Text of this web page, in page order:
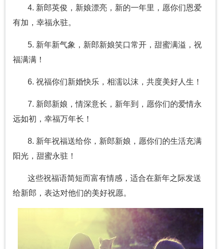
4. 新郎英俊，新娘漂亮，新的一年里，愿你们恩爱
有加，幸福永驻。
5. 新年新气象，新郎新娘笑口常开，甜蜜满溢，祝
福满满！
6. 祝福你们新婚快乐，相濡以沫，共度美好人生！
7. 新郎新娘，情深意长，新年到，愿你们的爱情永
远如初，幸福万年长！
8. 新年祝福送给你，新郎新娘，愿你们的生活充满
阳光，甜蜜永驻！
这些祝福语简短而富有情感，适合在新年之际发送
给新郎，表达对他们的美好祝愿。